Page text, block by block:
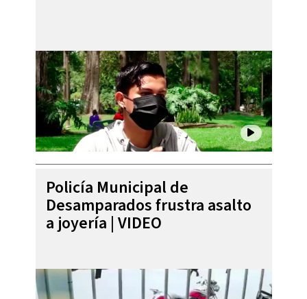
Policía Municipal de
Desamparados frustra asalto
a joyería | VIDEO